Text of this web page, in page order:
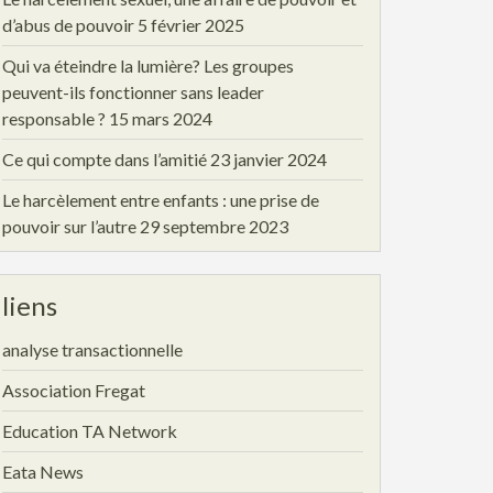
d’abus de pouvoir 5 février 2025
Qui va éteindre la lumière? Les groupes
peuvent-ils fonctionner sans leader
responsable ? 15 mars 2024
Ce qui compte dans l’amitié 23 janvier 2024
Le harcèlement entre enfants : une prise de
pouvoir sur l’autre 29 septembre 2023
liens
analyse transactionnelle
Association Fregat
Education TA Network
Eata News